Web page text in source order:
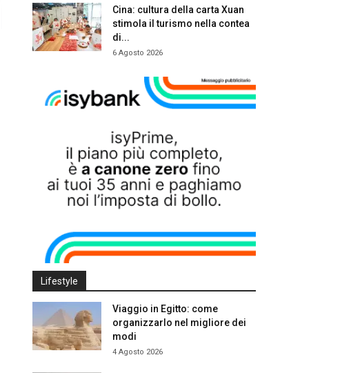
Cina: cultura della carta Xuan
stimola il turismo nella contea
di...
6 Agosto 2026
Lifestyle
Viaggio in Egitto: come
organizzarlo nel migliore dei
modi
4 Agosto 2026